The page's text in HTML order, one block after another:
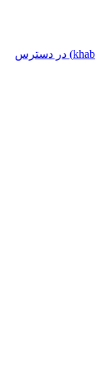
به دلیل فیلترینگ، دامنه جدید (khabarforiarzdigital.net) در دسترس